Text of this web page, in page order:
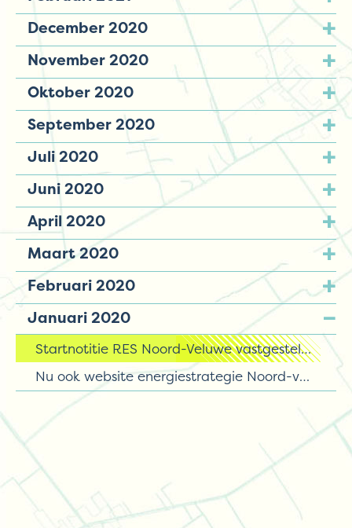
December 2020
November 2020
Oktober 2020
September 2020
Juli 2020
Juni 2020
April 2020
Maart 2020
Februari 2020
Januari 2020
Startnotitie RES Noord-Veluwe vastgesteld PS
Nu ook website energiestrategie Noord-veluwe